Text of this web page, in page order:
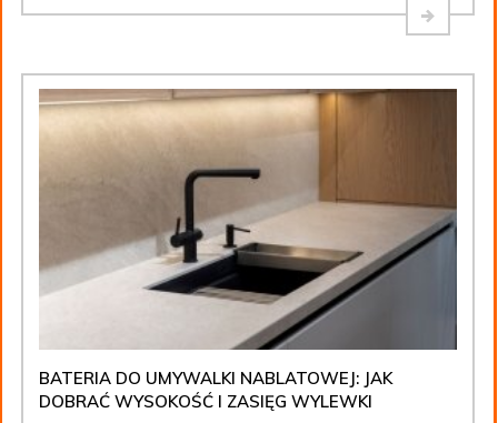
BATERIA DO UMYWALKI NABLATOWEJ: JAK
DOBRAĆ WYSOKOŚĆ I ZASIĘG WYLEWKI